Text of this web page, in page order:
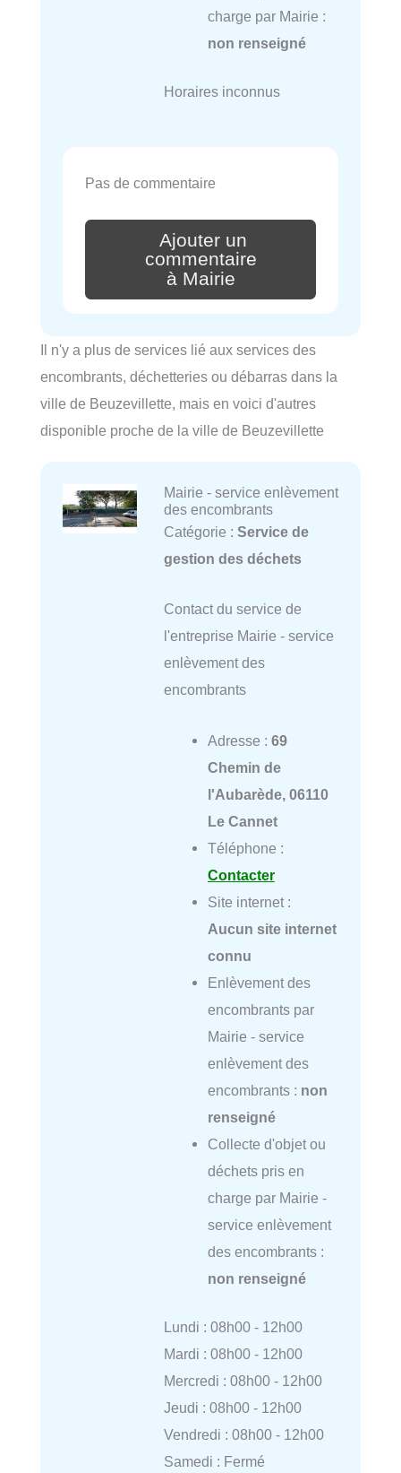
charge par Mairie :
non renseigné
Horaires inconnus
Pas de commentaire
Ajouter un
commentaire
à Mairie
Il n'y a plus de services lié aux services des
encombrants, déchetteries ou débarras dans la
ville de Beuzevillette, mais en voici d'autres
disponible proche de la ville de Beuzevillette
Mairie - service enlèvement
des encombrants
Catégorie : Service de
gestion des déchets
Contact du service de
l'entreprise Mairie - service
enlèvement des
encombrants
Adresse : 69
Chemin de
l'Aubarède, 06110
Le Cannet
Téléphone :
Contacter
Site internet :
Aucun site internet
connu
Enlèvement des
encombrants par
Mairie - service
enlèvement des
encombrants : non
renseigné
Collecte d'objet ou
déchets pris en
charge par Mairie -
service enlèvement
des encombrants :
non renseigné
Lundi : 08h00 - 12h00
Mardi : 08h00 - 12h00
Mercredi : 08h00 - 12h00
Jeudi : 08h00 - 12h00
Vendredi : 08h00 - 12h00
Samedi : Fermé